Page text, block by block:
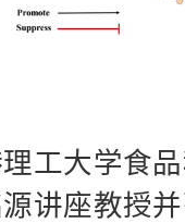
工大学食
讲座教授